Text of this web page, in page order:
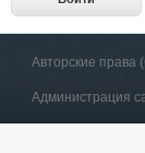
Авторские права
Администрация